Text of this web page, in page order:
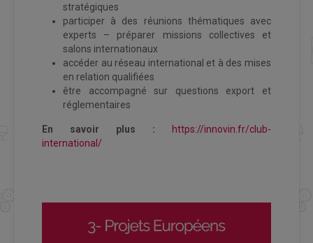
stratégiques
participer à des réunions thématiques avec
experts – préparer missions collectives et
salons internationaux
accéder au réseau international et à des mises
en relation qualifiées
être accompagné sur questions export et
réglementaires
En savoir plus :
https://innovin.fr/club-
international/